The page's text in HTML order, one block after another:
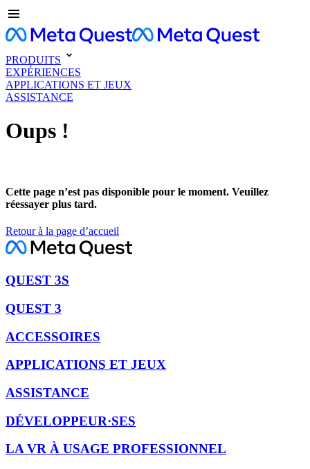
PRODUITS
EXPÉRIENCES
APPLICATIONS ET JEUX
ASSISTANCE
Oups !
Cette page n’est pas disponible pour le moment. Veuillez
réessayer plus tard.
Retour à la page d’accueil
QUEST 3S
QUEST 3
ACCESSOIRES
APPLICATIONS ET JEUX
ASSISTANCE
DÉVELOPPEUR·SES
LA VR À USAGE PROFESSIONNEL